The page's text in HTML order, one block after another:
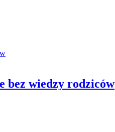
bez wiedzy rodziców